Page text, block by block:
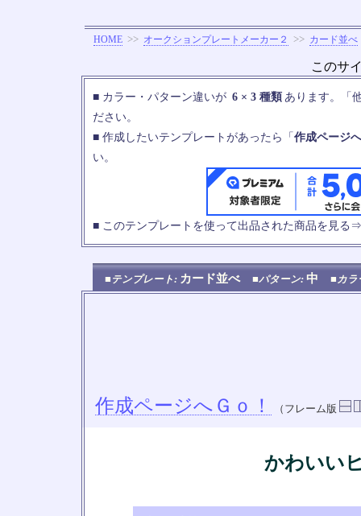
HOME >> オークションプレートメーカー２ >> カード並べ
このサ
■ カラー・パターン違いが 6 × 3 種類 あります。「
ださい。
■ 作成したいテンプレートがあったら「 作成ページ
い。
■ このテンプレートを使って出品された商品を見る
■テンプレート: カード並べ ■パターン: 中 ■カ
作成ページへＧｏ！ （フレーム版
かわいい